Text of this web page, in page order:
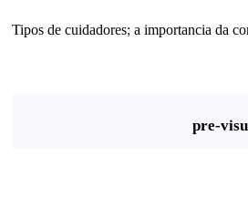
Tipos de cuidadores; a importancia da
pre-